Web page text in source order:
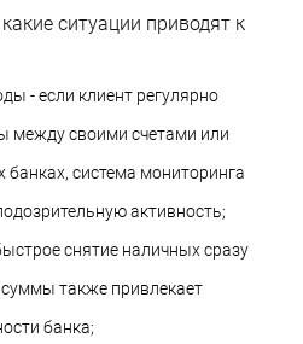
ситуации приводят к
- если клиент регулярно
между своими счетами или
банках, система мониторинга
активность;
снятие наличных сразу
также привлекает
банка;